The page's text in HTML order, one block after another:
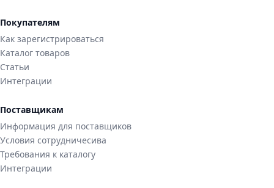
Покупателям
Как зарегистрироваться
Каталог товаров
Статьи
Интеграции
Поставщикам
Информация для поставщиков
Условия сотрудничесива
Требования к каталогу
Интеграции